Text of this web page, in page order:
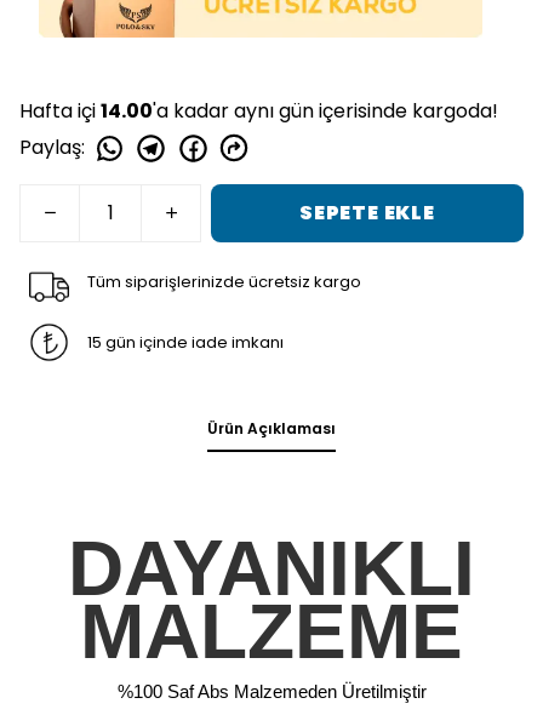
Hafta içi14.00'a kadar aynı gün içerisinde kargoda!
Paylaş:
SEPETE EKLE
Tüm siparişlerinizde ücretsiz kargo
15 gün içinde iade imkanı
Ürün Açıklaması
DAYANIKLI
MALZEME
%100 Saf Abs Malzemeden Üretilmiştir